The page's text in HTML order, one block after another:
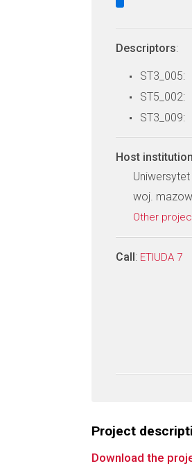
Descriptors:
ST3_005:
ST5_002:
ST3_009:
Host institution
woj.
Other
Call: ETIUDA 7
Project
Download the